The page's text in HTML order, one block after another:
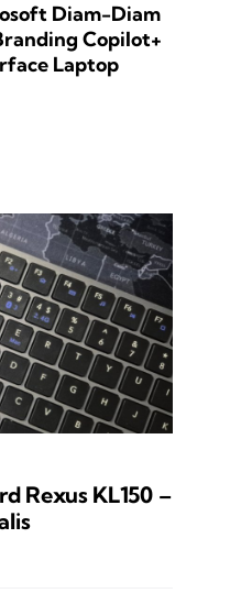
Diam-Diam
Copilot+
Laptop
Rexus KL150 –